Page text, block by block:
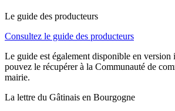
Le guide des producteurs
Consultez le guide des producteurs
Le guide est également disponible en version
pouvez le récupérer à la Communauté de
mairie.
La lettre du Gâtinais en Bourgogne